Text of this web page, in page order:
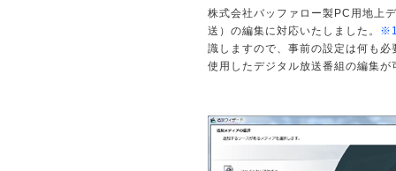
株式会社バッファロー製PC用地上
送）の編集に対応いたしました。
識しますので、事前の設定は何も
使用したデジタル放送番組の編集が